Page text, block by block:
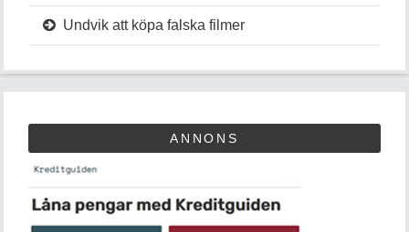
Undvik att köpa falska filmer
ANNONS